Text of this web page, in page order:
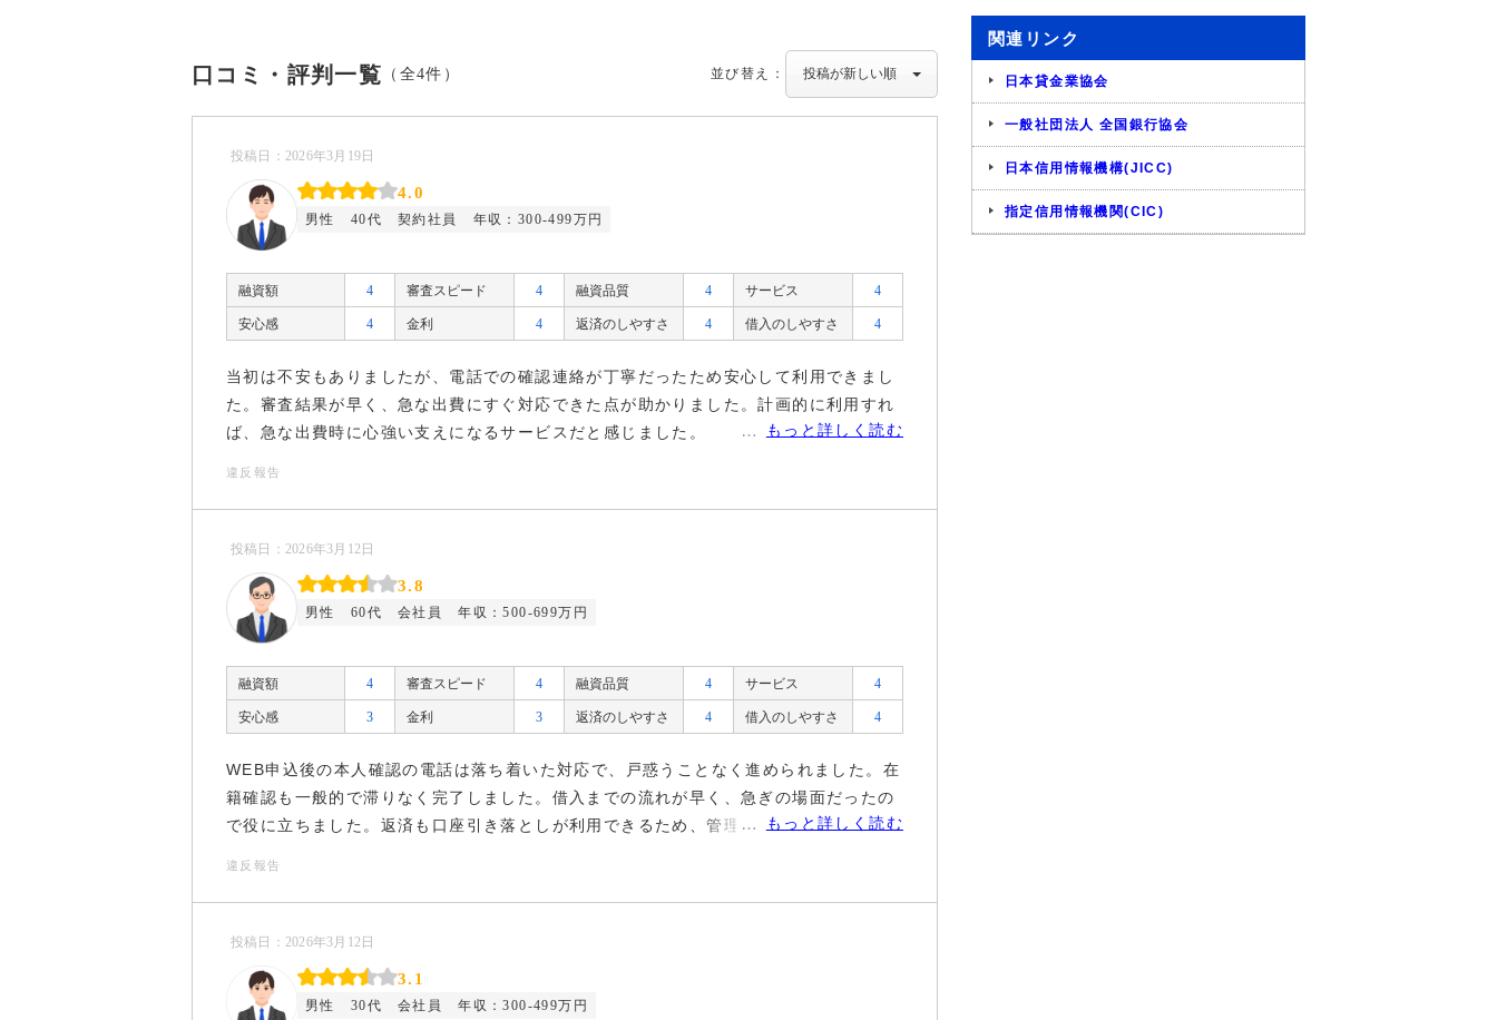
口コミ・評判一覧 （全4件） 並び替え：
投稿日：2026年3月19日
4.0
男性 40代 契約社員 年収：300-499万円
融資額 4 審査スピード 4 融資品質 4 サービス 4
安心感 4 金利 4 返済のしやすさ 4 借入のしやすさ 4
当初は不安もありましたが、電話での確認連絡が丁寧だったため安心して利用できまし
た。審査結果が早く、急な出費にすぐ対応できた点が助かりました。計画的に利用すれ
ば、急な出費時に心強い支えになるサービスだと感じました。
もっと詳しく読む
違反報告
投稿日：2026年3月12日
3.8
男性 60代 会社員 年収：500-699万円
融資額 4 審査スピード 4 融資品質 4 サービス 4
安心感 3 金利 3 返済のしやすさ 4 借入のしやすさ 4
WEB申込後の本人確認の電話は落ち着いた対応で、戸惑うことなく進められました。在
籍確認も一般的で滞りなく完了しました。借入までの流れが早く、急ぎの場面だったの
で役に立ちました。返済も口座引き落としが利用できるため、管理が難しいと感じるこ
もっと詳しく読む
違反報告
投稿日：2026年3月12日
3.1
男性 30代 会社員 年収：300-499万円
関連リンク
日本貸金業協会
一般社団法人 全国銀行協会
日本信用情報機構(JICC)
指定信用情報機関(CIC)